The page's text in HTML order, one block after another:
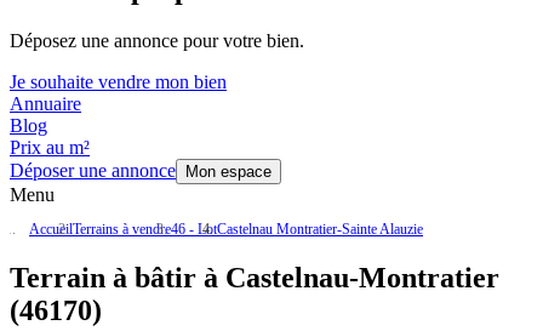
Déposez une annonce pour votre bien.
Je souhaite vendre mon bien
Annuaire
Blog
Prix au m²
Déposer une annonce
Mon espace
Menu
AccueilTerrains à vendre46 - LotCastelnau Montratier-Sainte Alauzie
Terrain à bâtir à Castelnau-Montratier
(46170)